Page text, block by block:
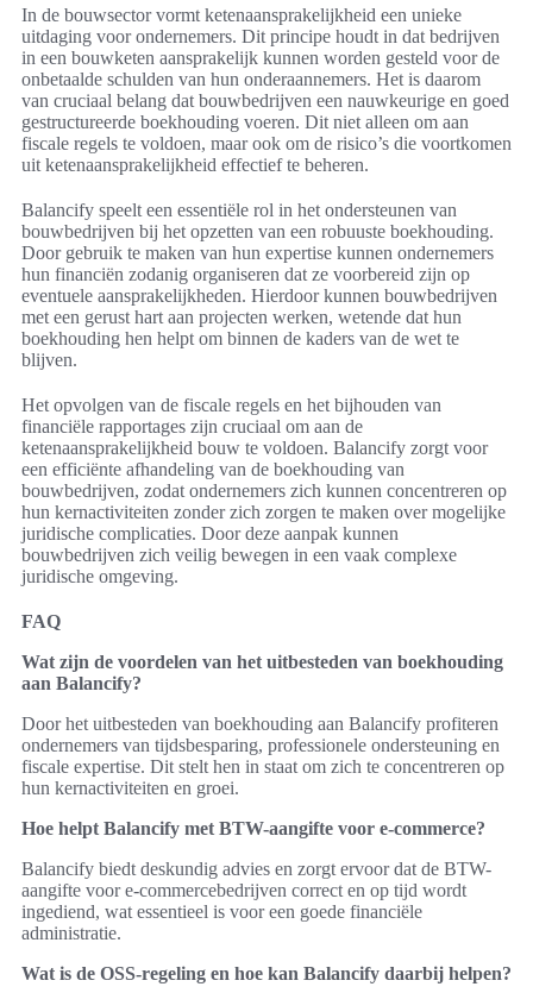
In de bouwsector vormt ketenaansprakelijkheid een unieke
uitdaging voor ondernemers. Dit principe houdt in dat bedrijven
in een bouwketen aansprakelijk kunnen worden gesteld voor de
onbetaalde schulden van hun onderaannemers. Het is daarom
van cruciaal belang dat bouwbedrijven een nauwkeurige en goed
gestructureerde boekhouding voeren. Dit niet alleen om aan
fiscale regels te voldoen, maar ook om de risico’s die voortkomen
uit ketenaansprakelijkheid effectief te beheren.
Balancify speelt een essentiële rol in het ondersteunen van
bouwbedrijven bij het opzetten van een robuuste boekhouding.
Door gebruik te maken van hun expertise kunnen ondernemers
hun financiën zodanig organiseren dat ze voorbereid zijn op
eventuele aansprakelijkheden. Hierdoor kunnen bouwbedrijven
met een gerust hart aan projecten werken, wetende dat hun
boekhouding hen helpt om binnen de kaders van de wet te
blijven.
Het opvolgen van de fiscale regels en het bijhouden van
financiële rapportages zijn cruciaal om aan de
ketenaansprakelijkheid bouw te voldoen. Balancify zorgt voor
een efficiënte afhandeling van de boekhouding van
bouwbedrijven, zodat ondernemers zich kunnen concentreren op
hun kernactiviteiten zonder zich zorgen te maken over mogelijke
juridische complicaties. Door deze aanpak kunnen
bouwbedrijven zich veilig bewegen in een vaak complexe
juridische omgeving.
FAQ
Wat zijn de voordelen van het uitbesteden van boekhouding
aan Balancify?
Door het uitbesteden van boekhouding aan Balancify profiteren
ondernemers van tijdsbesparing, professionele ondersteuning en
fiscale expertise. Dit stelt hen in staat om zich te concentreren op
hun kernactiviteiten en groei.
Hoe helpt Balancify met BTW-aangifte voor e-commerce?
Balancify biedt deskundig advies en zorgt ervoor dat de BTW-
aangifte voor e-commercebedrijven correct en op tijd wordt
ingediend, wat essentieel is voor een goede financiële
administratie.
Wat is de OSS-regeling en hoe kan Balancify daarbij helpen?